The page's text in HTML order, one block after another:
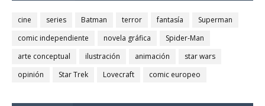
cine series Batman terror fantasía
Superman
comic independiente
novela gráfica
Spider-Man
arte conceptual
ilustración animación
star wars
opinión
Star Trek Lovecraft comic europeo